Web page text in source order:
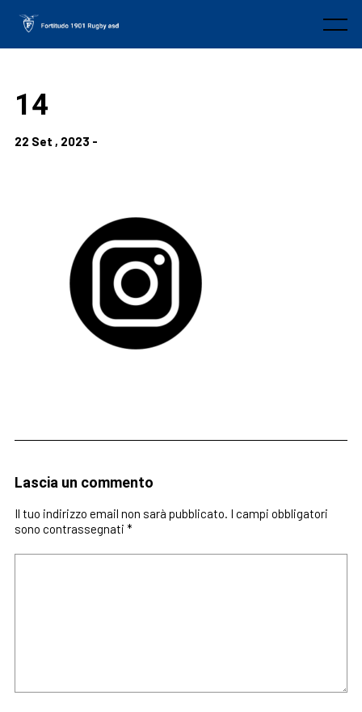
content
Menu
14
22 Set , 2023 -
Lascia un commento
Il tuo indirizzo email non sarà pubblicato. I campi obbligatori
sono contrassegnati *